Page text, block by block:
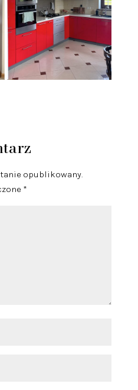
opublikowany.
*